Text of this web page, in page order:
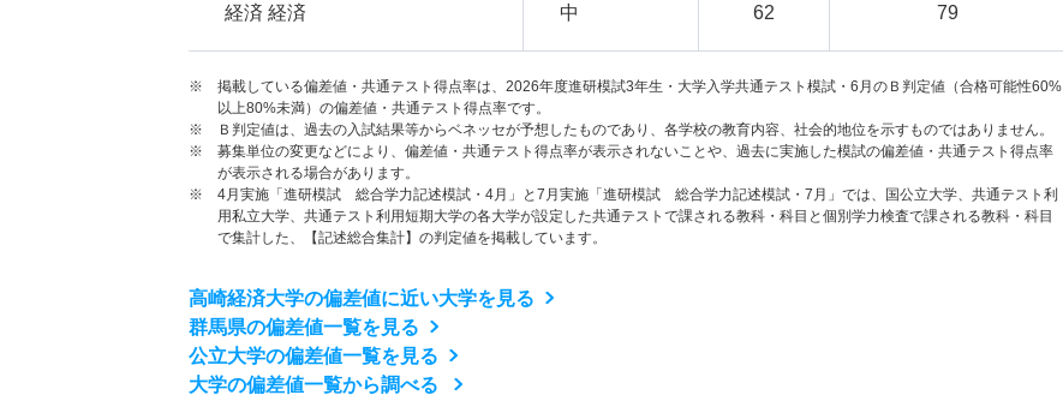
経済 経済 中 62 79
※ 掲載している偏差値・共通テスト得点率は、2026年度進研模試3年生・大学入学共通テスト模試・6月のＢ判定値（合格可能性60%
以上80%未満）の偏差値・共通テスト得点率です。
※ Ｂ判定値は、過去の入試結果等からベネッセが予想したものであり、各学校の教育内容、社会的地位を示すものではありません。
※ 募集単位の変更などにより、偏差値・共通テスト得点率が表示されないことや、過去に実施した模試の偏差値・共通テスト得点率
が表示される場合があります。
※ 4月実施「進研模試 総合学力記述模試・4月」と7月実施「進研模試 総合学力記述模試・7月」では、国公立大学、共通テスト利
用私立大学、共通テスト利用短期大学の各大学が設定した共通テストで課される教科・科目と個別学力検査で課される教科・科目
で集計した、【記述総合集計】の判定値を掲載しています。
高崎経済大学の偏差値に近い大学を見る
群馬県の偏差値一覧を見る
公立大学の偏差値一覧を見る
大学の偏差値一覧から調べる